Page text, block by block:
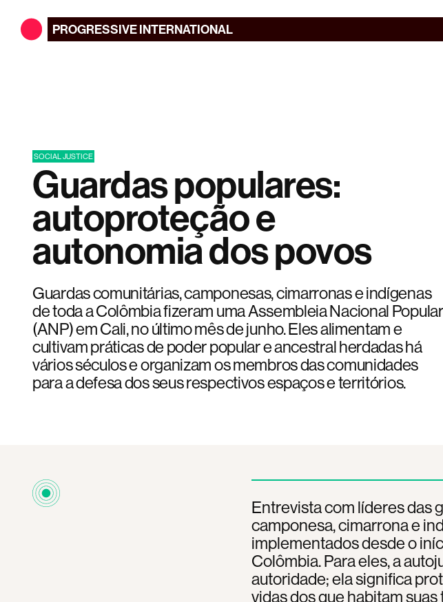
PROGRESSIVEINTERNATIONAL
SOCIAL JUSTICE
Guardas populares:
autoproteção e
autonomia dos povos
Guardas comunitárias, camponesas, cimarronas e indígenas
de toda a Colômbia fizeram uma Assembleia Nacional Popular
(ANP) em Cali, no último mês de junho. Eles alimentam e
cultivam práticas de poder popular e ancestral herdadas há
vários séculos e organizam os membros das comunidades
para a defesa dos seus respectivos espaços e territórios.
Entrevista com líderes das
camponesa, cimarrona e
implementados desde o
Colômbia. Para eles, a
autoridade; ela significa
vidas dos que habitam suas